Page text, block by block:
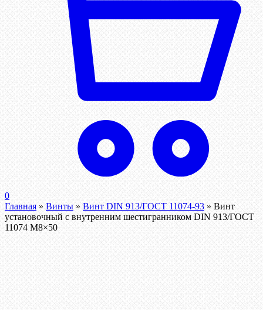
0
Главная » Винты » Винт DIN 913/ГОСТ 11074-93 » Винт
установочный с внутренним шестигранником DIN 913/ГОСТ
11074 М8×50